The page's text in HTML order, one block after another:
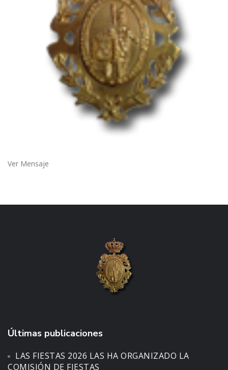
Ver Mensaje
Últimas publicaciones
LAS FIESTAS 2026 LAS HA ORGANIZADO LA
COMISIÓN DE FIESTAS